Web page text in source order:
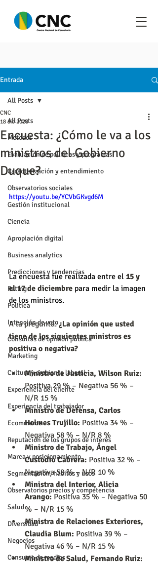
Entrada
All Posts
Metodos
Evaluación de políticas y programas
Caracterización y entendimiento
Observatorios sociales
Gestión institucional
Ciencia
Apropiación digital
Business analytics
Predicciones y tendencias
Rating
Política
Intención de voto
Consultas de opinión pública
Marketing
Cultura y ambiente laboral
Experiencia del cliente
Experiencia del trabajador
Ecommerce
Reputación de los grupos de interés
Marca y posicionamiento
Segmentación, hábitos y usos
Observatorios precios y competencia
Salud
Diversidad
Negocios
Consumo de medios
All Posts
Encuesta: ¿Cómo le va a los
ministros del Gobierno
Duque?
CNC
18 dic 2020
https://youtu.be/YCVbGKvgd6M
La encuesta fue realizada entre el 15 y
el 17 de diciembre para medir la imagen
de los ministros.
A la pregunta: ¿La opinión que usted
tiene de los siguientes ministros es
positiva o negativa?
Ministro de Justicia, Wilson Ruiz:
Positiva 29 % – Negativa 56 % –
N/R 15 %
Ministro de Defensa, Carlos
Holmes Trujillo: Positiva 34 % –
Negativa 58 % – N/R 8 %
Ministro de Trabajo, Ángel
Custodio Cabrera: Positiva 32 % –
Negativa 58 % – N/R 10 %
Ministra del Interior, Alicia
Arango: Positiva 35 % – Negativa 50
% – N/R 15 %
Ministra de Relaciones Exteriores,
Claudia Blum: Positiva 39 % –
Negativa 46 % – N/R 15 %
Ministro de Salud, Fernando Ruiz: